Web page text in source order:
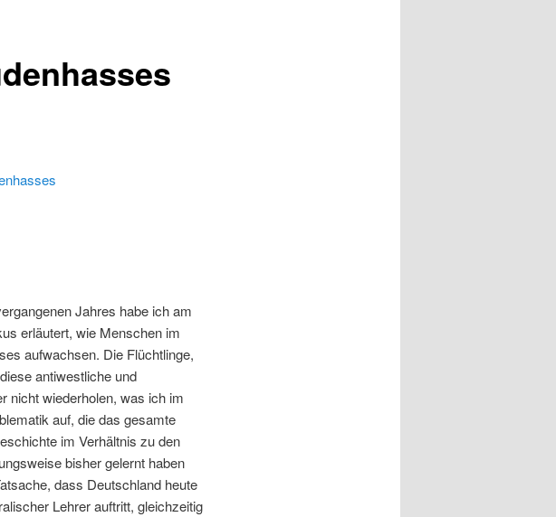
Jahres habe ich am
erläutert, wie Menschen im
aufwachsen. Die Flüchtlinge,
antiwestliche und
nicht wiederholen, was ich im
auf, die das gesamte
im Verhältnis zu den
bisher gelernt haben
dass Deutschland heute
Lehrer auftritt, gleichzeitig